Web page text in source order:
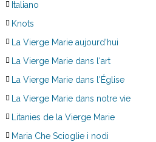
Italiano
Knots
La Vierge Marie aujourd'hui
La Vierge Marie dans l'art
La Vierge Marie dans l'Église
La Vierge Marie dans notre vie
Litanies de la Vierge Marie
Maria Che Scioglie i nodi